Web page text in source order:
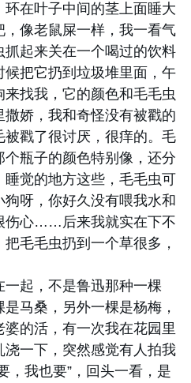
在叶子中间的茎上面睡大
像老鼠屎一样，我一看气
起来关在一个喝过的饮料
把它扔到垃圾堆里面，午
找我，它的颜色和毛毛虫
娇，我和奇怪没有被戳的
戳了很讨厌，很痒的。毛
瓶子的颜色特别像，还分
觉的地方这些，毛毛虫可
呀，你好久没有喂我水和
伤心……后来我就实在下不
毛毛虫扔到一个草很多，
起，不是鲁迅那种一棵
马桑，另外一棵是杨梅，
的活，有一次我在花园里
一下，突然感觉有人拍我
，我也要”，回头一看，是